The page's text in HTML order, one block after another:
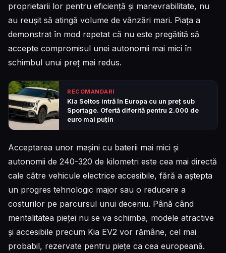
proprietarii lor pentru eficiență și manevrabilitate, nu
au reușit să atingă volume de vânzări mari. Piața a
demonstrat în mod repetat că nu este pregătită să
accepte compromisul unei autonomii mai mici în
schimbul unui preț mai redus.
RECOMANDARI
Kia Seltos intră în Europa cu un preț sub
Sportage. Ofertă diferită pentru 2.000 de
euro mai puțin
Acceptarea unor mașini cu baterii mai mici și
autonomii de 240-320 de kilometri este cea mai directă
cale către vehicule electrice accesibile, fără a aștepta
un progres tehnologic major sau o reducere a
costurilor pe parcursul unui deceniu. Până când
mentalitatea pieței nu se va schimba, modele atractive
și accesibile precum Kia EV2 vor rămâne, cel mai
probabil, rezervate pentru piețe ca cea europeană.